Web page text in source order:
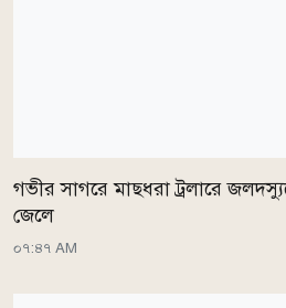
গভীর সাগরে মাছধরা ট্রলারে
জেলে
০৭:৪৭ AM